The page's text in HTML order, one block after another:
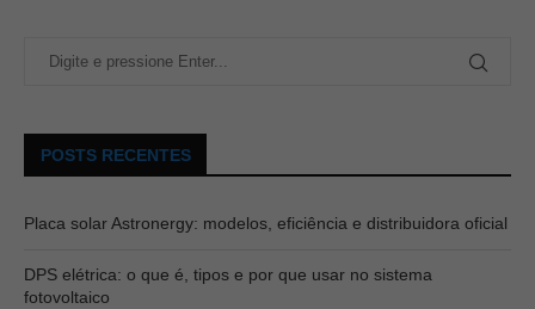
POSTS RECENTES
Placa solar Astronergy: modelos, eficiência e distribuidora oficial
DPS elétrica: o que é, tipos e por que usar no sistema
fotovoltaico